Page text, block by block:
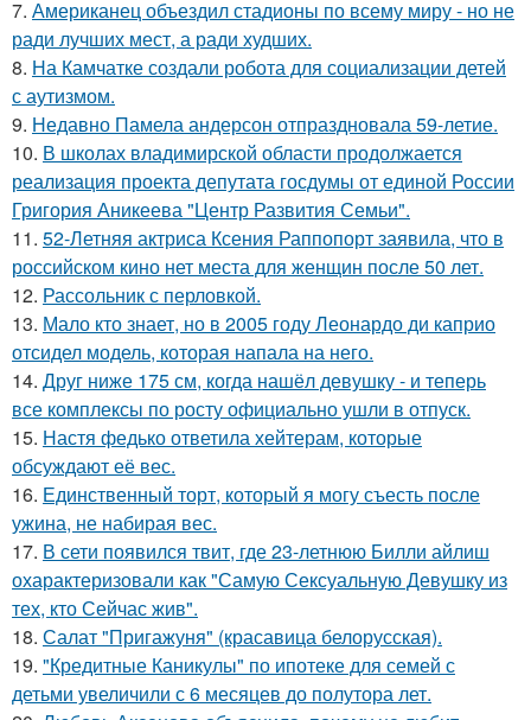
7. Американец объездил стадионы по всему миру - но не
ради лучших мест, а ради худших.
8. На Камчатке создали робота для социализации детей
с аутизмом.
9. Недавно Памела андерсон отпраздновала 59-летие.
10. В школах владимирской области продолжается
реализация проекта депутата госдумы от единой России
Григория Аникеева "Центр Развития Семьи".
11. 52-Летняя актриса Ксения Раппопорт заявила, что в
российском кино нет места для женщин после 50 лет.
12. Рассольник с перловкой.
13. Мало кто знает, но в 2005 году Леонардо ди каприо
отсидел модель, которая напала на него.
14. Друг ниже 175 см, когда нашёл девушку - и теперь
все комплексы по росту официально ушли в отпуск.
15. Настя федько ответила хейтерам, которые
обсуждают её вес.
16. Единственный торт, который я могу съесть после
ужина, не набирая вес.
17. В сети появился твит, где 23-летнюю Билли айлиш
охарактеризовали как "Самую Сексуальную Девушку из
тех, кто Сейчас жив".
18. Салат "Пригажуня" (красавица белорусская).
19. "Кредитные Каникулы" по ипотеке для семей с
детьми увеличили с 6 месяцев до полутора лет.